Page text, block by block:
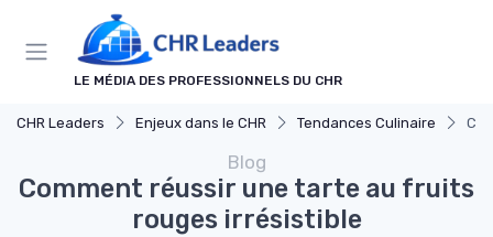
LE MÉDIA DES PROFESSIONNELS DU CHR
CHR Leaders Enjeux dans le CHR Tendances Culinaire
Blog
Comment réussir une tarte au fruits
rouges irrésistible
Panneau de gestion des cookies